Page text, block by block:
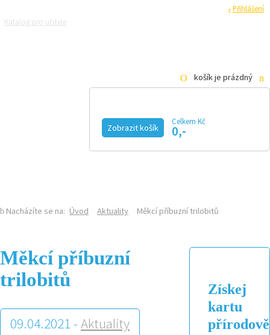
Přihlášení
Katalog pro učitele
košík je prázdný
Zobrazit košík
Celkem Kč
0,-
Nacházíte se na: Úvod Aktuality Měkcí příbuzní trilobitů
Měkcí příbuzní
trilobitů
09.04.2021 - Aktuality
Získej
kartu